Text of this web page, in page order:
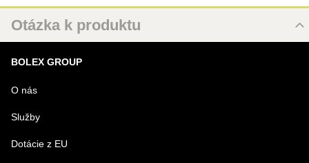
Otázka k produktu
MENO
VÁŠ E-MAIL
BOLEX GROUP
O nás
Služby
Dotácie z EU